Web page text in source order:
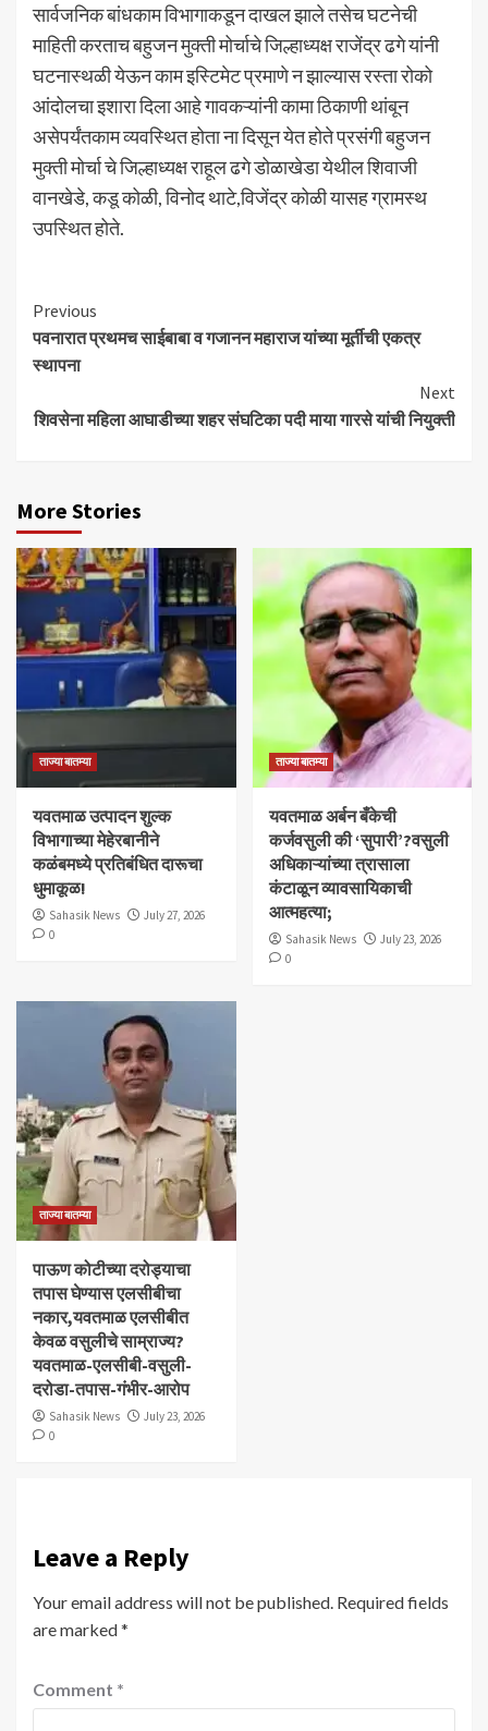
सार्वजनिक बांधकाम विभागाकडून दाखल झाले तसेच घटनेची
माहिती करताच बहुजन मुक्ती मोर्चाचे जिल्हाध्यक्ष राजेंद्र ढगे यांनी
घटनास्थळी येऊन काम इस्टिमेट प्रमाणे न झाल्यास रस्ता रोको
आंदोलचा इशारा दिला आहे गावकऱ्यांनी कामा ठिकाणी थांबून
असेपर्यंतकाम व्यवस्थित होता ना दिसून येत होते प्रसंगी बहुजन
मुक्ती मोर्चा चे जिल्हाध्यक्ष राहूल ढगे डोळाखेडा येथील शिवाजी
वानखेडे, कडू कोळी, विनोद थाटे,विजेंद्र कोळी यासह ग्रामस्थ
उपस्थित होते.
Continue
Reading
Previous
पवनारात प्रथमच साईबाबा व गजानन महाराज यांच्या मूर्तीची एकत्र
स्थापना
Next
शिवसेना महिला आघाडीच्या शहर संघटिका पदी माया गारसे यांची नियुक्ती
More Stories
ताज्या बातम्या
यवतमाळ उत्पादन शुल्क
विभागाच्या मेहेरबानीने
कळंबमध्ये प्रतिबंधित दारूचा
धुमाकूळ!
Sahasik News
July 27, 2026
0
ताज्या बातम्या
​यवतमाळ अर्बन बँकेची
कर्जवसुली की ‘सुपारी’?वसुली
अधिकाऱ्यांच्या त्रासाला
कंटाळून व्यावसायिकाची
आत्महत्या;
Sahasik News
July 23, 2026
0
ताज्या बातम्या
पाऊण कोटीच्या दरोड्याचा
तपास घेण्यास एलसीबीचा
नकार,यवतमाळ एलसीबीत
केवळ वसुलीचे साम्राज्य?
यवतमाळ-एलसीबी-वसुली-
दरोडा-तपास-गंभीर-आरोप
Sahasik News
July 23, 2026
0
Leave a Reply
Your email address will not be published. Required fields
are marked*
Comment *